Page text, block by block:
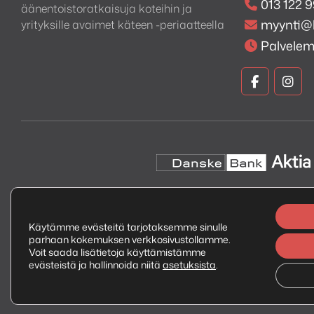
Kaiutin elementit
1 x 3.5″ (89mm), basso
1 x 1″ 25mm, diskantti
Toistaa musiikkia
Ilmainen Internet-radio
TuneIn Radio,
Tuetut musiikkipalvelut
Spotify, Amazon Music,
äänentoistoratkaisuja koteihin ja
yrityksille avaimet käteen -periaatteella
013 122
Kuva
Facebook
Kuva
Copyright © 2026 Kuva ja Ääni Oy Tietosuojaseloste
Käytämme evästeitä tarjotaksemme sinulle
parhaan kokemuksen verkkosivustollamme.
Voit saada lisätietoja käyttämistämme
evästeistä ja hallinnoida niitä asetuksista.